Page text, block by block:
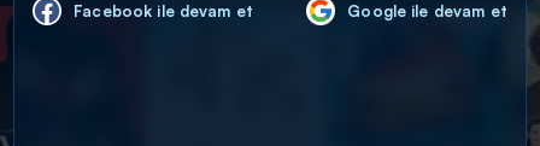
Facebook ile devam et Google ile devam et